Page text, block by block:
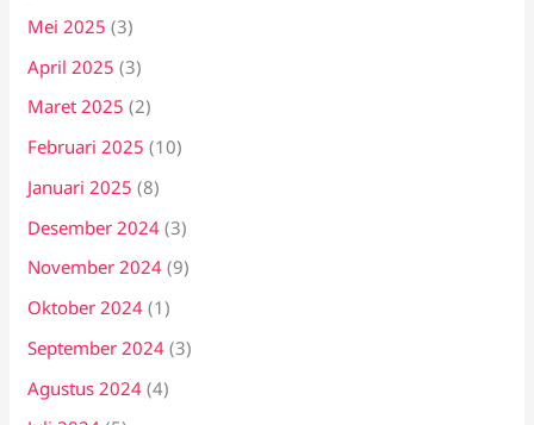
Mei 2025 (3)
April 2025 (3)
Maret 2025 (2)
Februari 2025 (10)
Januari 2025 (8)
Desember 2024 (3)
November 2024 (9)
Oktober 2024 (1)
September 2024 (3)
Agustus 2024 (4)